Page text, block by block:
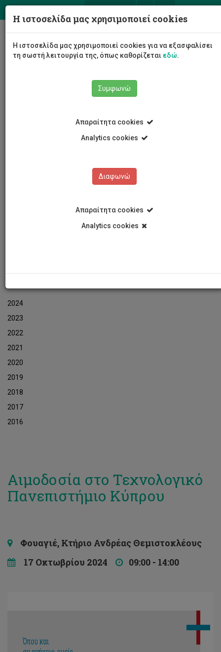
2024
2023
2022
2021
2020
2019
2018
2017
2016
Αιμοδοσία στο Τεχνολογικό
Πανεπιστήμιο Κύπρου
Φουαγιέ, Κτήριο Ανδρέας Θεμιστοκλέους
17 Οκτωβρίου 2024
09:00 - 14:00
Η ιστοσελίδα μας χρησιμοποιεί cookies
Η ιστοσελίδα μας χρησιμοποιεί cookies για να εξασφαλίσει
τη σωστή λειτουργία της, όπως καθορίζεται εδώ.
Συμφωνώ
Απαραίτητα cookies
Analytics cookies
Διαφωνώ
Απαραίτητα cookies
Analytics cookies